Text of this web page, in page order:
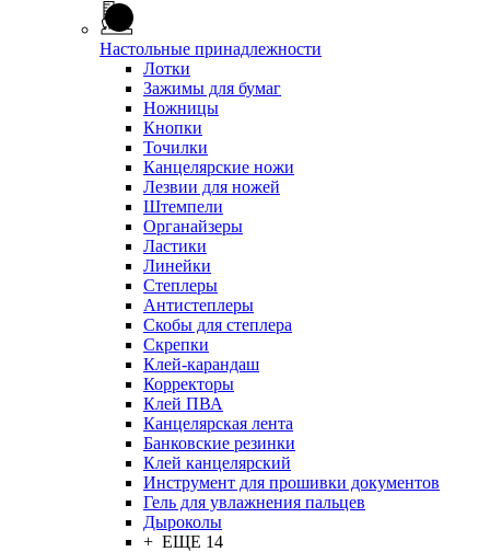
Настольные принадлежности
Лотки
Зажимы для бумаг
Ножницы
Кнопки
Точилки
Канцелярские ножи
Лезвии для ножей
Штемпели
Органайзеры
Ластики
Линейки
Степлеры
Антистеплеры
Скобы для степлера
Скрепки
Клей-карандаш
Корректоры
Клей ПВА
Канцелярская лента
Банковские резинки
Клей канцелярский
Инструмент для прошивки документов
Гель для увлажнения пальцев
Дыроколы
+ ЕЩЕ 14